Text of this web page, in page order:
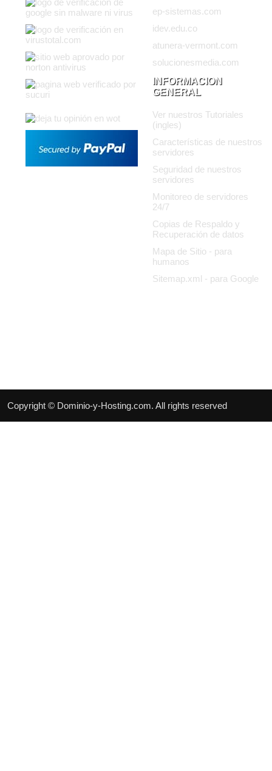
ep-sistemas.com
idev.edu.co
atunera-vermont.com
solucionesmedia.com
INFORMACION
GENERAL
Ver nuestros Tutoriales
(ingles)
Características de nuestros
servidores
Seguridad de nuestros
servidores
Monitoreo de servidores
24/7
Copias de Respaldo y
Recuperación de datos
Mapa de Sitio - para
humanos
Sitemap.xml - para Google
Copyright © Dominio-y-Hosting.com. All rights reserved